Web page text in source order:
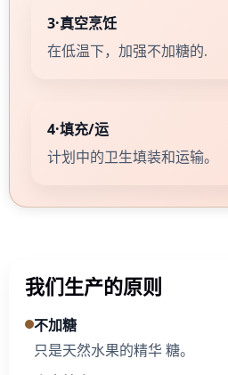
3·真空烹饪
在低温下，加强不加糖的.
4·填充/运
计划中的卫生填装和运输。
我们生产的原则
不加糖
只是天然水果的精华 糖。